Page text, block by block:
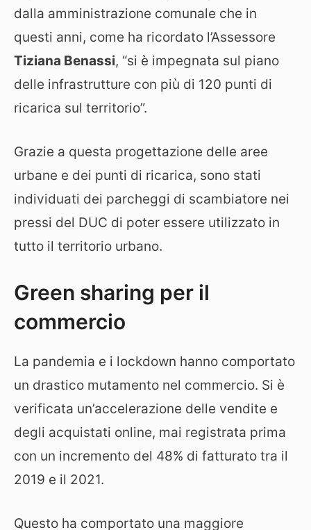
dalla amministrazione comunale che in
questi anni, come ha ricordato l’Assessore
Tiziana Benassi, “si è impegnata sul piano
delle infrastrutture con più di 120 punti di
ricarica sul territorio”.
Grazie a questa progettazione delle aree
urbane e dei punti di ricarica, sono stati
individuati dei parcheggi di scambiatore nei
pressi del DUC di poter essere utilizzato in
tutto il territorio urbano.
Green sharing per il
commercio
La pandemia e i lockdown hanno comportato
un drastico mutamento nel commercio. Si è
verificata un’accelerazione delle vendite e
degli acquistati online, mai registrata prima
con un incremento del 48% di fatturato tra il
2019 e il 2021.
Questo ha comportato una maggiore